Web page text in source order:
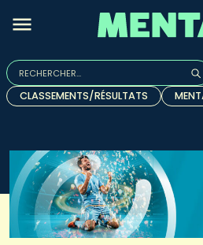
Rechercher :
Quand les résultats de l'auto-
CLASSEMENTS/RÉSULTATS